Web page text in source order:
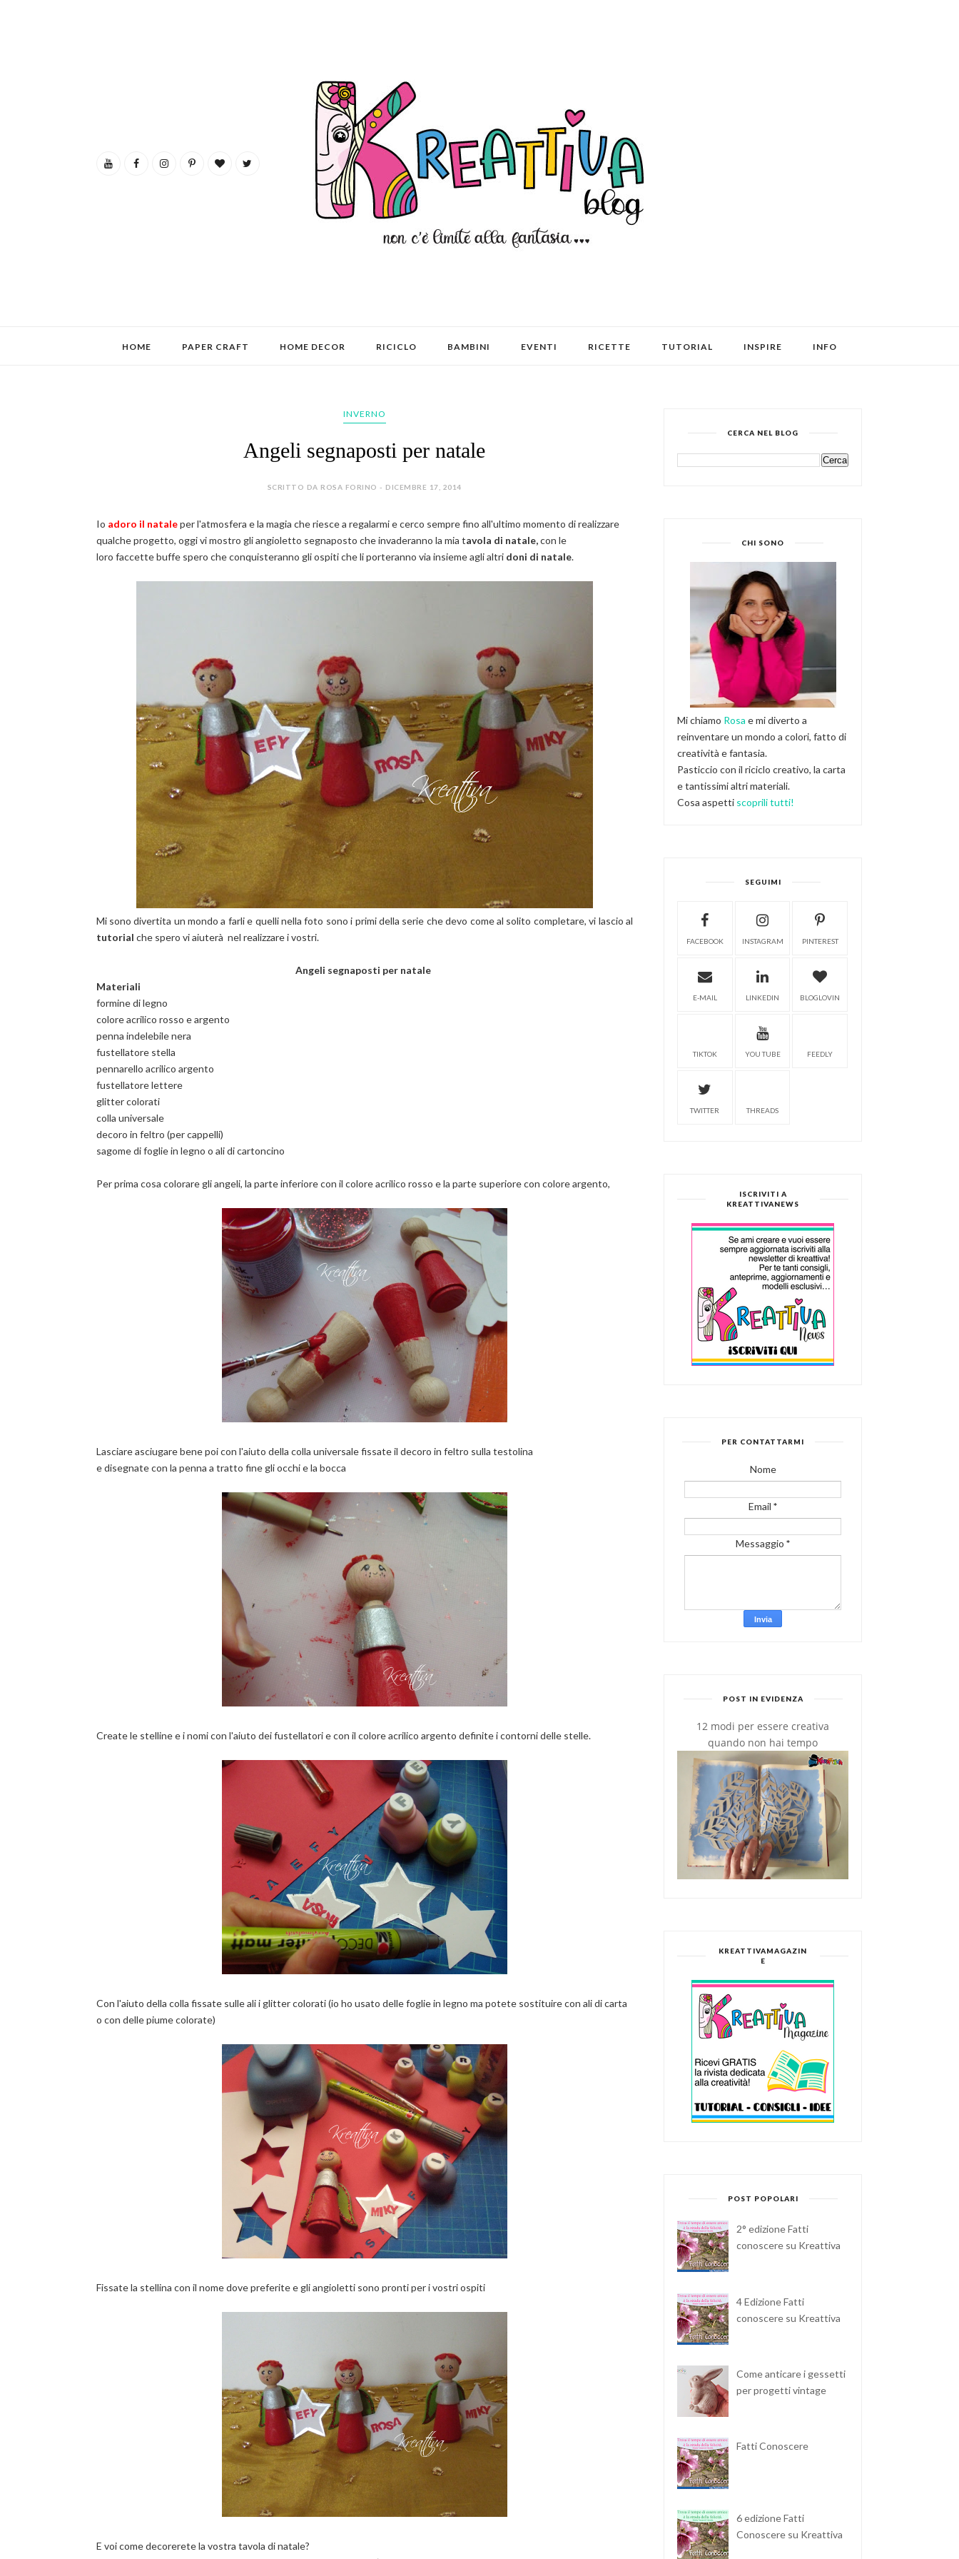
HOME PAPER CRAFT HOME DECOR RICICLO BAMBINI EVENTI RICETTE TUTORIAL INSPIRE INFO
INVERNO
Angeli segnaposti per natale
SCRITTO DA ROSA FORINO - DICEMBRE 17, 2014
Io adoro il nataleper l'atmosfera e la magia che riesce a regalarmi e cerco sempre fino all'ultimo momento di realizzare
qualche progetto, oggi vi mostro gli angioletto segnaposto che invaderanno la mia tavola di natale,con le
loro faccette buffe spero che conquisteranno gli ospiti che li porteranno via insieme agli altridoni di natale.
Mi sono divertita un mondo a farli e quelli nella foto sono i primi della serie che devo come al solito completare, vi lascio al
tutorial che spero vi aiuterà nel realizzare i vostri.
Angeli segnaposti per natale
Materiali
formine di legno
colore acrilico rosso e argento
penna indelebile nera
fustellatore stella
pennarello acrilico argento
fustellatore lettere
glitter colorati
colla universale
decoro in feltro (per cappelli)
sagome di foglie in legno o ali di cartoncino
Per prima cosa colorare gli angeli, la parte inferiore con il colore acrilico rosso e la parte superiore con colore argento,
Lasciare asciugare bene poi con l'aiuto della colla universale fissate il decoro in feltro sulla testolina
e disegnate con la penna a tratto fine gli occhi e la bocca
Create le stelline e i nomi con l'aiuto dei fustellatori e con il colore acrilico argento definite i contorni delle stelle.
Con l'aiuto della colla fissate sulle ali i glitter colorati (io ho usato delle foglie in legno ma potete sostituire con ali di carta
o con delle piume colorate)
Fissate la stellina con il nome dove preferite e gli angioletti sono pronti per i vostri ospiti
E voi come decorerete la vostra tavola di natale?
CERCA NEL BLOG
CHI SONO
Mi chiamo Rosa e mi diverto a
reinventare un mondo a colori, fatto di
creatività e fantasia.
Pasticcio con il riciclo creativo, la carta
e tantissimi altri materiali.
Cosa aspetti scoprili tutti!
SEGUIMI
FACEBOOK INSTAGRAM PINTEREST
E-MAIL LINKEDIN BLOGLOVIN
TIKTOK YOU TUBE FEEDLY
TWITTER THREADS
ISCRIVITI A
KREATTIVANEWS
PER CONTATTARMI
Nome
Email*
Messaggio*
POST IN EVIDENZA
12 modi per essere creativa
quando non hai tempo
KREATTIVAMAGAZIN
E
POST POPOLARI
2° edizione Fatti
conoscere su Kreattiva
4 Edizione Fatti
conoscere su Kreattiva
Come anticare i gessetti
per progetti vintage
Fatti Conoscere
6 edizione Fatti
Conoscere su Kreattiva